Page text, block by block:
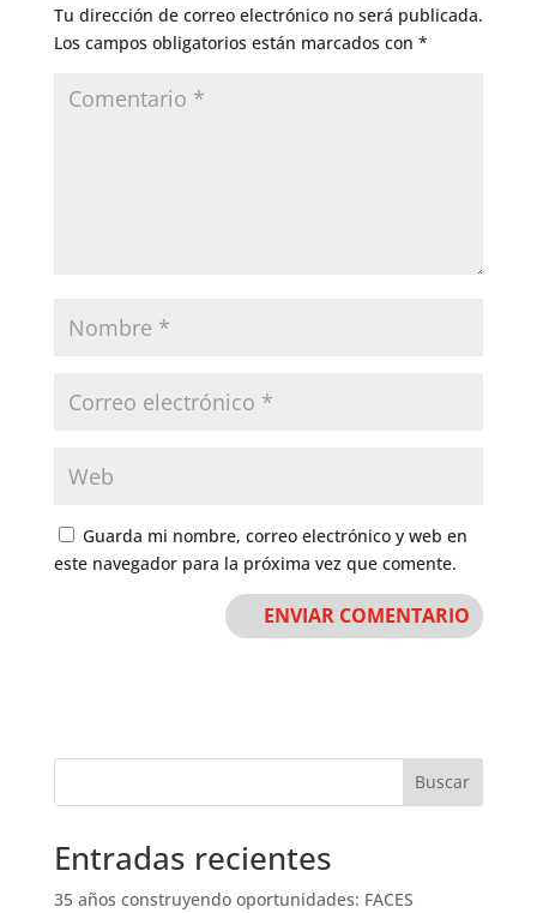
Tu dirección de correo electrónico no será publicada.
Los campos obligatorios están marcados con *
Guarda mi nombre, correo electrónico y web en
este navegador para la próxima vez que comente.
Buscar
Entradas recientes
35 años construyendo oportunidades: FACES